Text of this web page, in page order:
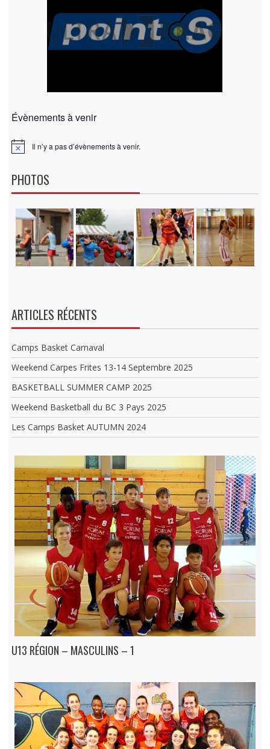
Évènements à venir
N
c
Il n’y a pas d’évènements à venir.
PHOTOS
ARTICLES RÉCENTS
Camps Basket Carnaval
Weekend Carpes Frites 13-14 Septembre 2025
BASKETBALL SUMMER CAMP 2025
Weekend Basketball du BC 3 Pays 2025
Les Camps Basket AUTUMN 2024
U13 RÉGION – MASCULINS – 1